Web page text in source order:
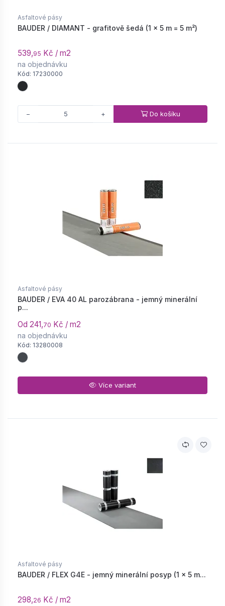
Asfaltové pásy
BAUDER / DIAMANT - grafitově šedá (1 × 5 m = 5 m²)
539,95 Kč / m2
na objednávku
Kód: 17230000
− + Do košíku
Asfaltové pásy
BAUDER / EVA 40 AL parozábrana - jemný minerální
p...
Od 241,70 Kč / m2
na objednávku
Kód: 13280008
Více variant
Asfaltové pásy
BAUDER / FLEX G4E - jemný minerální posyp (1 × 5 m...
298,26 Kč / m2